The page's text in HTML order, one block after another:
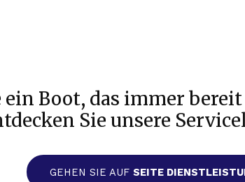
Boot, das immer bereit
Sie unsere
GEHEN SIE AUF SEITE